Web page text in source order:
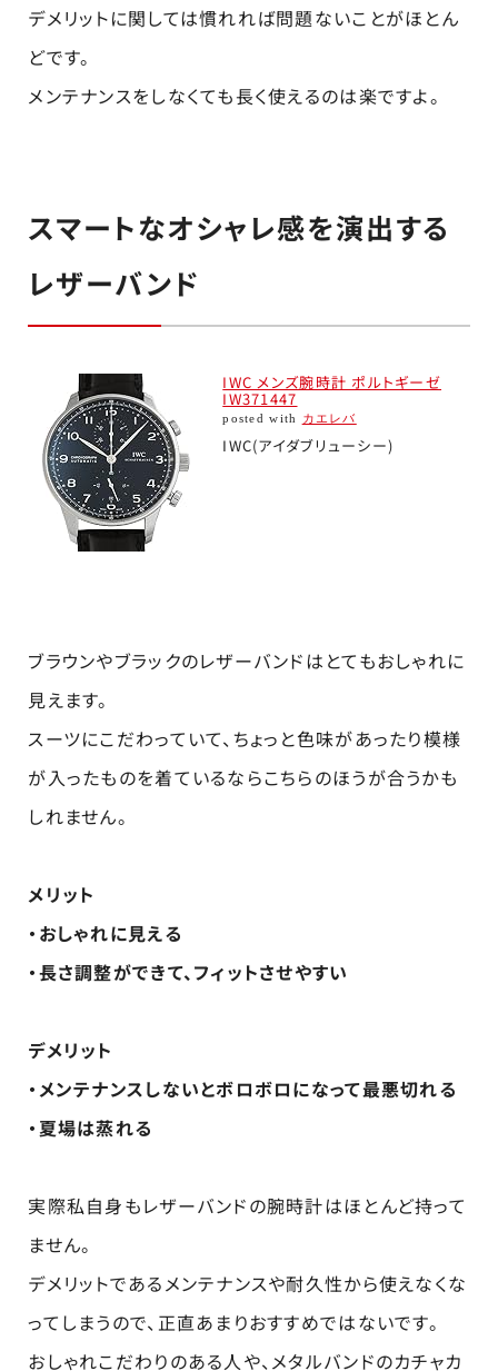
デメリットに関しては慣れれば問題ないことがほとん
どです。
メンテナンスをしなくても長く使えるのは楽ですよ。
スマートなオシャレ感を演出する
レザーバンド
IWC メンズ腕時計 ポルトギーゼ
IW371447
posted with カエレバ
IWC(アイダブリューシー)
ブラウンやブラックのレザーバンドはとてもおしゃれに
見えます。
スーツにこだわっていて、ちょっと色味があったり模様
が入ったものを着ているならこちらのほうが合うかも
しれません。
メリット
・おしゃれに見える
・長さ調整ができて、フィットさせやすい
デメリット
・メンテナンスしないとボロボロになって最悪切れる
・夏場は蒸れる
実際私自身もレザーバンドの腕時計はほとんど持って
ません。
デメリットであるメンテナンスや耐久性から使えなくな
ってしまうので、正直あまりおすすめではないです。
おしゃれこだわりのある人や、メタルバンドのカチャカ